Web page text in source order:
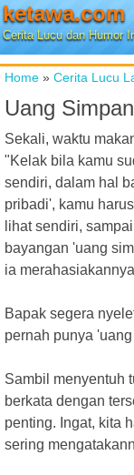
ketawa.com
Cerita Lucu dan Humor
Home » Cerita Lucu
Uang
Sekali, waktu
"Kelak bila kamu
sendiri, dalam hal
pribadi', kamu
lihat sendiri,
bayangan 'uang
ia
Bapak segera
pernah punya
Sambil menyentuh
berkata dengan
penting. Ingat, kita
sering